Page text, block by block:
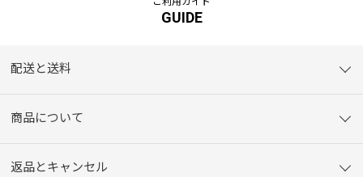
GUIDE
配送と送料
商品について
返品とキャンセル